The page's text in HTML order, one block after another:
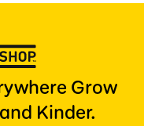
Grow
Kinder.